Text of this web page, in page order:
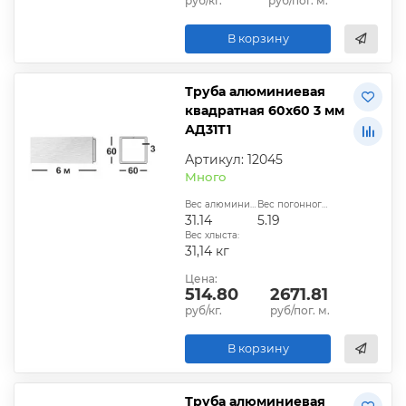
В корзину
Труба алюминиевая
квадратная 60х60 3 мм
АД31Т1
Артикул: 12045
Много
Вес алюминиевой трубы, кг:
31.14
Вес погонного метра, кг:
5.19
Вес хлыста:
31,14 кг
Цена:
514.80
руб/кг.
2671.81
руб/пог. м.
В корзину
Труба алюминиевая